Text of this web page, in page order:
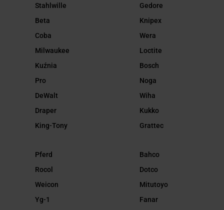
Stahlwille
Beta
Coba
Milwaukee
Kuźnia
Pro
DeWalt
Draper
King-Tony
Gedore
Knipex
Wera
Loctite
Bosch
Noga
Wiha
Kukko
Grattec
Pferd
Rocol
Weicon
Yg-1
Bahco
Dotco
Mitutoyo
Fanar